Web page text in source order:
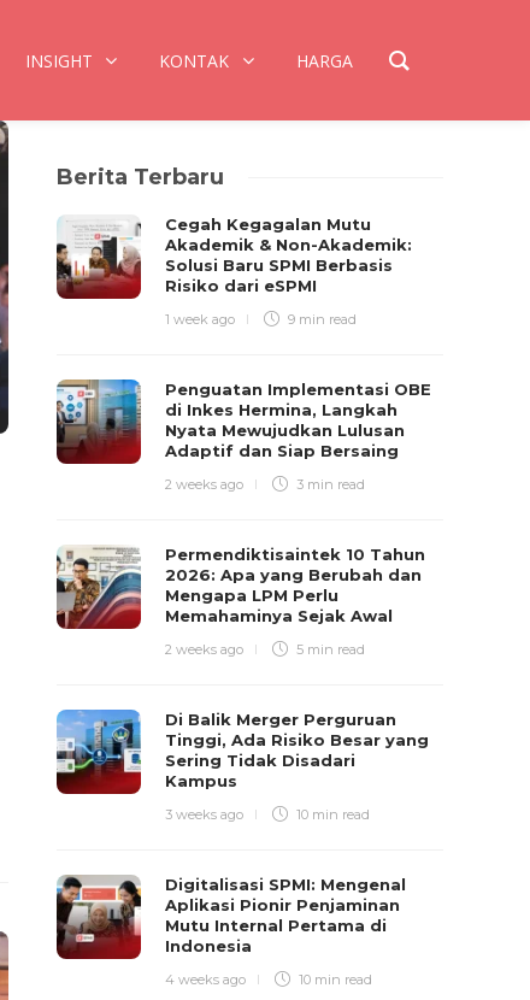
INSIGHT KONTAK HARGA
Berita Terbaru
Cegah Kegagalan Mutu
Akademik & Non-Akademik:
Solusi Baru SPMI Berbasis
Risiko dari eSPMI
1 week ago 9 min read
Penguatan Implementasi OBE
di Inkes Hermina, Langkah
Nyata Mewujudkan Lulusan
Adaptif dan Siap Bersaing
2 weeks ago 3 min read
Permendiktisaintek 10 Tahun
2026: Apa yang Berubah dan
Mengapa LPM Perlu
Memahaminya Sejak Awal
2 weeks ago 5 min read
Di Balik Merger Perguruan
Tinggi, Ada Risiko Besar yang
Sering Tidak Disadari
Kampus
3 weeks ago 10 min read
Digitalisasi SPMI: Mengenal
Aplikasi Pionir Penjaminan
Mutu Internal Pertama di
Indonesia
4 weeks ago 10 min read